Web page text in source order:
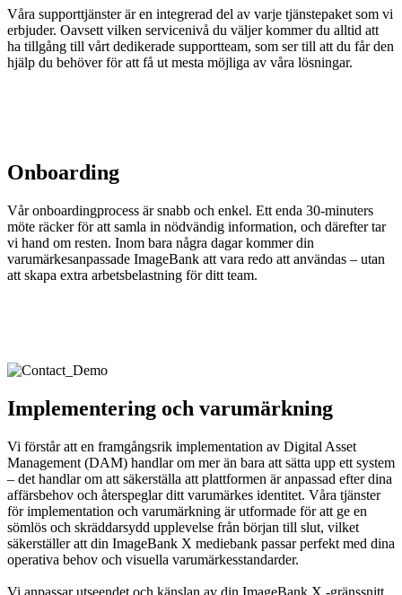
Våra supporttjänster är en integrerad del av varje tjänstepaket som vi
erbjuder. Oavsett vilken servicenivå du väljer kommer du alltid att
ha tillgång till vårt dedikerade supportteam, som ser till att du får den
hjälp du behöver för att få ut mesta möjliga av våra lösningar.
Onboarding
Vår onboardingprocess är snabb och enkel. Ett enda 30-minuters
möte räcker för att samla in nödvändig information, och därefter tar
vi hand om resten. Inom bara några dagar kommer din
varumärkesanpassade ImageBank att vara redo att användas – utan
att skapa extra arbetsbelastning för ditt team.
Implementering och varumärkning
Vi förstår att en framgångsrik implementation av Digital Asset
Management (DAM) handlar om mer än bara att sätta upp ett system
– det handlar om att säkerställa att plattformen är anpassad efter dina
affärsbehov och återspeglar ditt varumärkes identitet. Våra tjänster
för implementation och varumärkning är utformade för att ge en
sömlös och skräddarsydd upplevelse från början till slut, vilket
säkerställer att din ImageBank X mediebank passar perfekt med dina
operativa behov och visuella varumärkesstandarder.
Vi anpassar utseendet och känslan av din ImageBank X -gränssnitt